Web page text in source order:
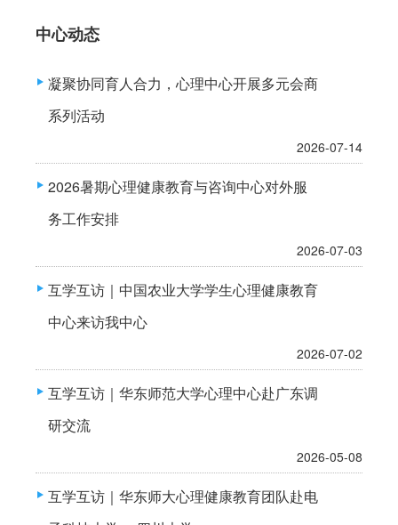
中心动态
凝聚协同育人合力，心理中心开展多元会商
系列活动
2026-07-14
2026暑期心理健康教育与咨询中心对外服
务工作安排
2026-07-03
互学互访｜中国农业大学学生心理健康教育
中心来访我中心
2026-07-02
互学互访｜华东师范大学心理中心赴广东调
研交流
2026-05-08
互学互访｜华东师大心理健康教育团队赴电